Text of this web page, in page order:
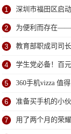
1 深圳市福田区启
2 为便利而存在
3 教育部职成司司
研
4 学生党必备！百
5 360手机vizza 值
6 准备买手机的小
机吧
7 用了两个月的荣